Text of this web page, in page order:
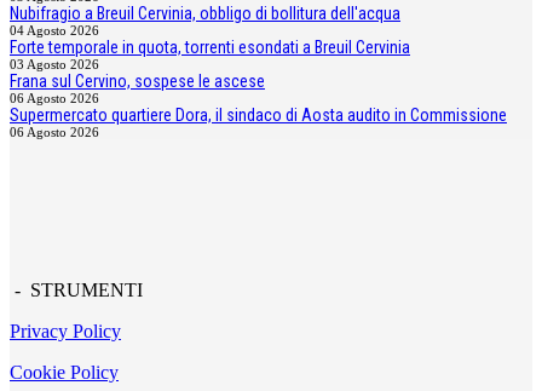
Nubifragio a Breuil Cervinia, obbligo di bollitura dell'acqua
04 Agosto 2026
Forte temporale in quota, torrenti esondati a Breuil Cervinia
03 Agosto 2026
Frana sul Cervino, sospese le ascese
06 Agosto 2026
Supermercato quartiere Dora, il sindaco di Aosta audito in Commissione
06 Agosto 2026
- STRUMENTI
Privacy Policy
Cookie Policy